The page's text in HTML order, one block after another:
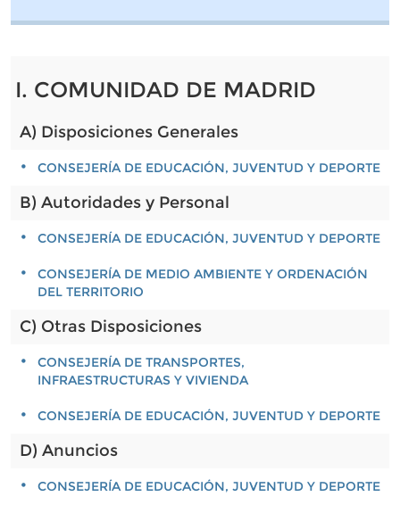
I. COMUNIDAD DE MADRID
A) Disposiciones Generales
CONSEJERÍA DE EDUCACIÓN, JUVENTUD Y DEPORTE
B) Autoridades y Personal
CONSEJERÍA DE EDUCACIÓN, JUVENTUD Y DEPORTE
CONSEJERÍA DE MEDIO AMBIENTE Y ORDENACIÓN
DEL TERRITORIO
C) Otras Disposiciones
CONSEJERÍA DE TRANSPORTES,
INFRAESTRUCTURAS Y VIVIENDA
CONSEJERÍA DE EDUCACIÓN, JUVENTUD Y DEPORTE
D) Anuncios
CONSEJERÍA DE EDUCACIÓN, JUVENTUD Y DEPORTE